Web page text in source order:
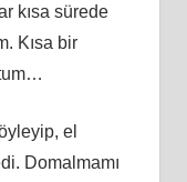
kısa sürede
Kısa bir
el
Domalmamı